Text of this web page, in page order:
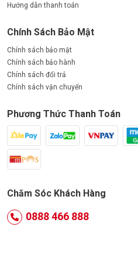
Hướng dẫn thanh toán
Chính Sách Bảo Mật
Chính sách bảo mật
Chính sách bảo hành
Chính sách đổi trả
Chính sách vận chuyển
Phương Thức Thanh Toán
Chăm Sóc Khách Hàng
0888 466 888